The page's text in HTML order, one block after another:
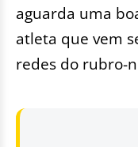
aguarda uma
atleta que vem
redes do rubro-